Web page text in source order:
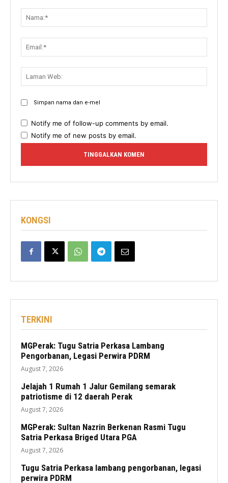
Simpan nama dan e-mel
Notify me of follow-up comments by email.
Notify me of new posts by email.
KONGSI
TERKINI
MGPerak: Tugu Satria Perkasa Lambang
Pengorbanan, Legasi Perwira PDRM
August 7, 2026
Jelajah 1 Rumah 1 Jalur Gemilang semarak
patriotisme di 12 daerah Perak
August 7, 2026
MGPerak: Sultan Nazrin Berkenan Rasmi Tugu
Satria Perkasa Briged Utara PGA
August 7, 2026
Tugu Satria Perkasa lambang pengorbanan, legasi
perwira PDRM